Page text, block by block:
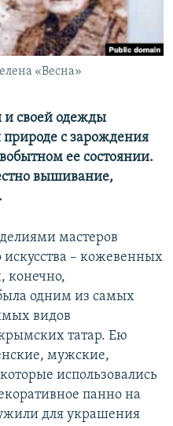
«Весна»
и своей одежды
природе с зарождения
ее состоянии.
вышивание,
мастеров
– кожевенных
конечно,
одним из самых
видов
татар. Ею
мужские,
использовались
панно на
для украшения